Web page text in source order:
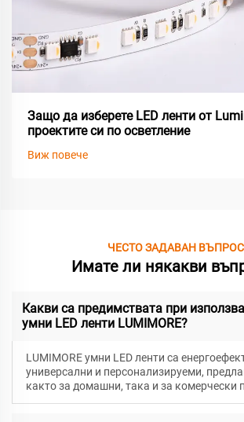
Защо да изберете LED ленти от
проектите си по осветление
Виж повече
ЧЕСТО ЗАДАВАН ВЪПРОС
Имате ли някакви
Какви са предимствата при
умни LED ленти LUMIMORE?
LUMIMORE умни LED ленти са
универсални и персонализируеми,
както за домашни, така и за комерчески